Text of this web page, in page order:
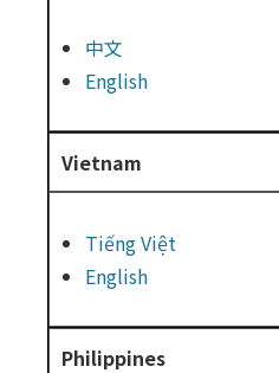
中文
English
Vietnam
Tiếng Việt
English
Philippines